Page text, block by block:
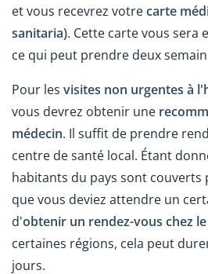
et vous recevrez votrecarte
sanitaria). Cette carte vous sera
ce qui peut prendre deux
Pour les visites non urgentes à
vous devrez obtenir une
médecin. Il suffit de prendre
centre de santé local. Étant
habitants du pays sont couverts
que vous deviez attendre un
d'obtenir un rendez-vous chez
certaines régions, cela peut
jours.